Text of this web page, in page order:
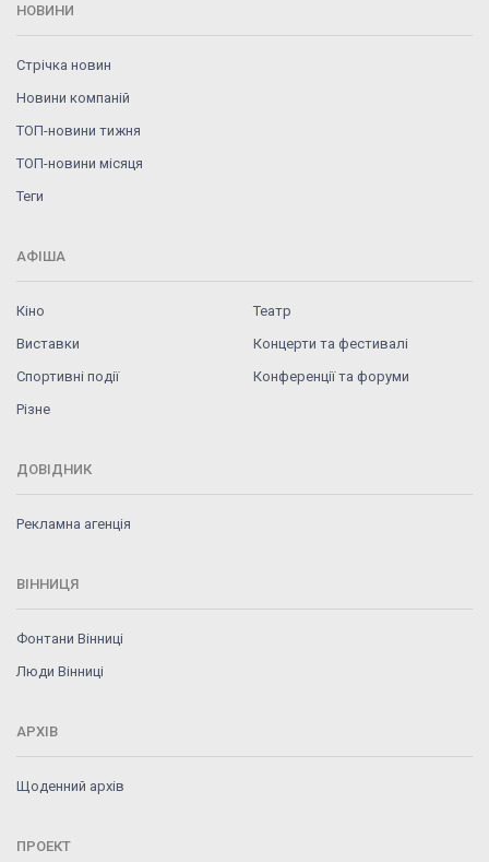
НОВИНИ
Стрічка новин
Новини компаній
ТОП-новини тижня
ТОП-новини місяця
Теги
АФІША
Кіно
Театр
Виставки
Концерти та фестивалі
Спортивні події
Конференції та форуми
Різне
ДОВІДНИК
Рекламна агенція
ВІННИЦЯ
Фонтани Вінниці
Люди Вінниці
АРХІВ
Щоденний архів
ПРОЕКТ